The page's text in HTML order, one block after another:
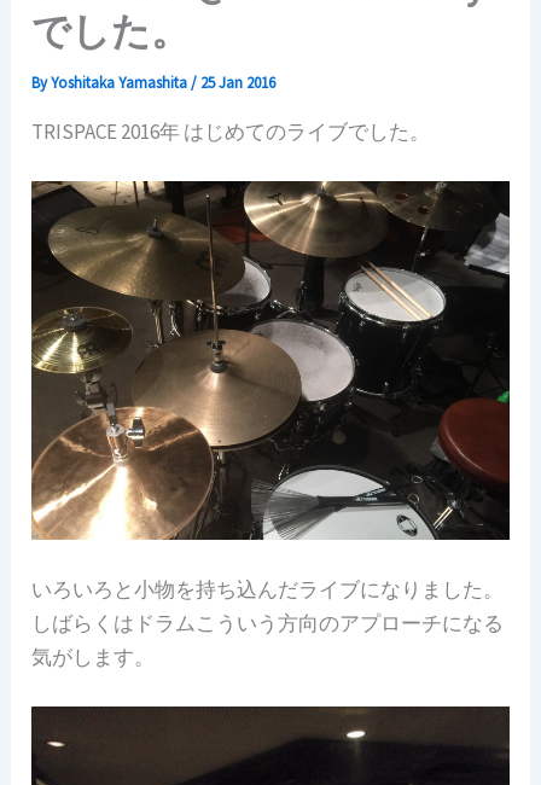
でした。
ByYoshitaka Yamashita/ 25 Jan 2016
TRISPACE 2016年 はじめてのライブでした。
いろいろと小物を持ち込んだライブになりました。
しばらくはドラムこういう方向のアプローチになる
気がします。